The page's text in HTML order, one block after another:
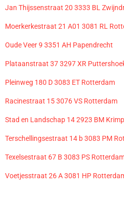
Jan Thijssenstraat 20 3333 BL
Moerkerkestraat 21 A01 3081 RL
Oude Veer 9 3351 AH Papendrecht
Plataanstraat 37 3297 XR
Pleinweg 180 D 3083 ET Rotterdam
Racinestraat 15 3076 VS Rotterdam
Stad en Landschap 14 2923 BM
Terschellingsestraat 14 b 3083 PM
Texelsestraat 67 B 3083 PS
Voetjesstraat 26 A 3081 HP